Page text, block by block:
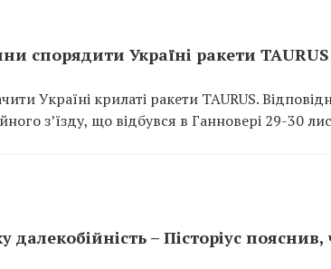
спорядити Україні ракети TAURUS
Україні крилаті ракети TAURUS.
з’їзду, що відбувся в Ганновері 29-30
– Пісторіус